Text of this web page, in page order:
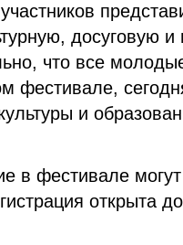
досуговую
что все
фестивале,
и
в фестивале
открыта